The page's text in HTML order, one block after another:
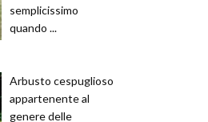
semplicissimo
quando ...
Arbusto cespuglioso
appartenente al
genere delle